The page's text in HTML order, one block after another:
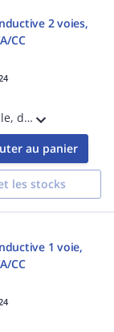
2 voies,
CC
Amplificateur de boucle, double canal, embrochable, plage 20uH-1000uH, sensibilité réglable 0,01%-1%, augmentation automatique de la sensibilité, réglage manuel et automatique de la fréquence, 4 canaux de fréquence de boucle réglables, IP30
au panier
les stocks
1 voie,
CC